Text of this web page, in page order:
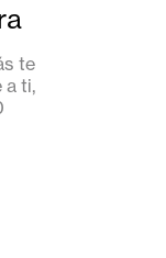
te
a ti,